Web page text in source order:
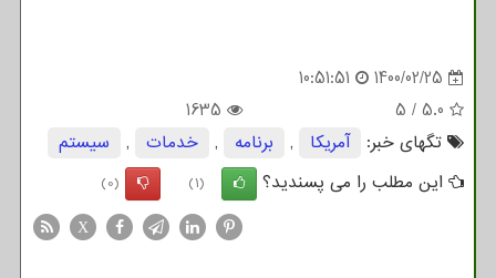
1400/02/25
10:51:51
5.0
/
5
1635
تگهای خبر:
آمریكا , برنامه , خدمات ,
سیستم
این مطلب را می پسندید؟
(1)
(0)
X